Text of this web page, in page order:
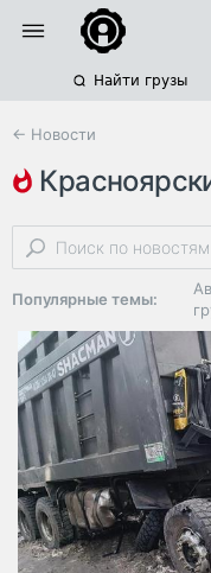
Найти грузы
← Новости
иркутская область
Популярные темы: